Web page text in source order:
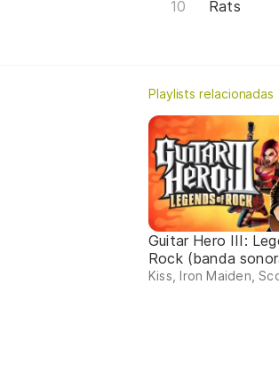
Rats
Playlists relacionadas
Guitar Hero III:
Rock (banda
Kiss, Iron Maiden,